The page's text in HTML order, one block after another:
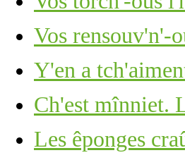
Vos rensouv'n'-
Y'en a
Ch'est mînniet.
Les êponges